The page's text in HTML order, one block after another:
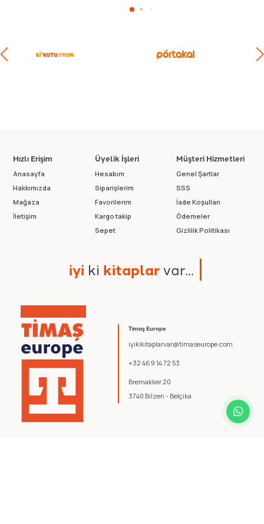
Timaş Europe
iyikikitaplarvar@timaseurope.com
+32 469 14 72 53
Bremakker 20
3740 Bilzen - Belçika
Hızlı Erişim
Anasayfa
Hakkımızda
Mağaza
İletişim
Üyelik İşleri
Hesabım
Siparişlerim
Favorilerim
Kargo takip
Sepet
Müşteri Hizmetleri
Genel Şartlar
SSS
İade Koşulları
Ödemeler
Gizlilik Politikası
iyi ki kitaplarvar...